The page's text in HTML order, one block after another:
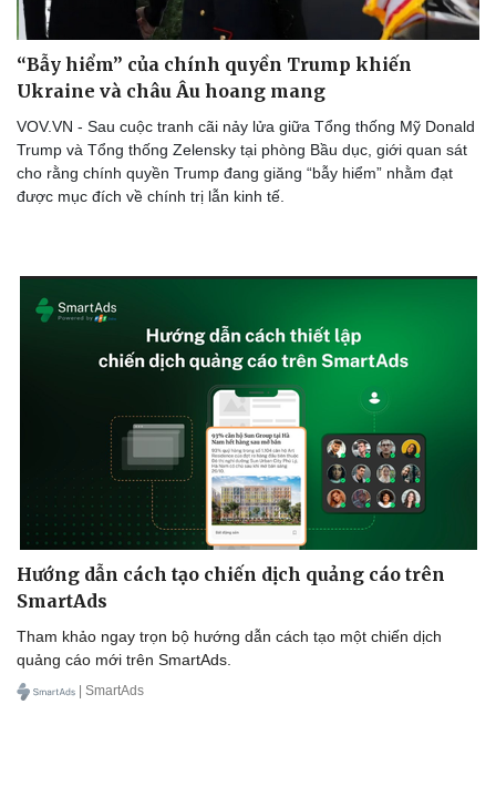
“Bẫy hiểm” của chính quyền Trump khiến
Ukraine và châu Âu hoang mang
VOV.VN - Sau cuộc tranh cãi nảy lửa giữa Tổng thống Mỹ Donald
Trump và Tổng thống Zelensky tại phòng Bầu dục, giới quan sát
cho rằng chính quyền Trump đang giăng “bẫy hiểm” nhằm đạt
được mục đích về chính trị lẫn kinh tế.
Hướng dẫn cách tạo chiến dịch quảng cáo trên
SmartAds
Tham khảo ngay trọn bộ hướng dẫn cách tạo một chiến dịch
quảng cáo mới trên SmartAds.
| SmartAds